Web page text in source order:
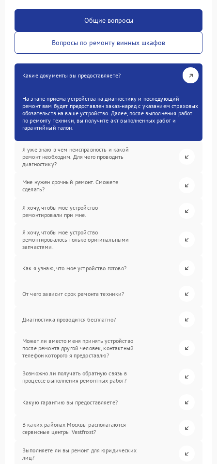
Общие вопросы
Вопросы по ремонту винных шкафов
Какие документы вы предоставляете?
На этапе приема устройства на диагностику и последующий
ремонт вам будет предоставлен заказ-наряд с указанием страховых
обязательств на ваше устройство. Далее, после выполнения работ
по ремонту техники, вы получите акт выполненных работ и
гарантийный талон.
Я уже знаю в чем неисправность и какой
ремонт необходим. Для чего проводить
диагностику?
Мне нужен срочный ремонт. Сможете
сделать?
Я хочу, чтобы мое устройство
ремонтировали при мне.
Я хочу, чтобы мое устройство
ремонтировалось только оригинальными
запчастями.
Как я узнаю, что мое устройство готово?
От чего зависит срок ремонта техники?
Диагностика проводится бесплатно?
Может ли вместо меня принять устройство
после ремонта другой человек, контактный
телефон которого я предоставлю?
Возможно ли получать обратную связь в
процессе выполнения ремонтных работ?
Какую гарантию вы предоставляете?
В каких районах Москвы располагаются
сервисные центры Vestfrost?
Выполняете ли вы ремонт для юридических
лиц?